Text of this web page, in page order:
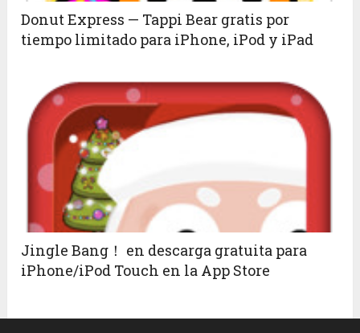
Donut Express — Tappi Bear gratis por
tiempo limitado para iPhone, iPod y iPad
Jingle Bang！ en descarga gratuita para
iPhone/iPod Touch en la App Store